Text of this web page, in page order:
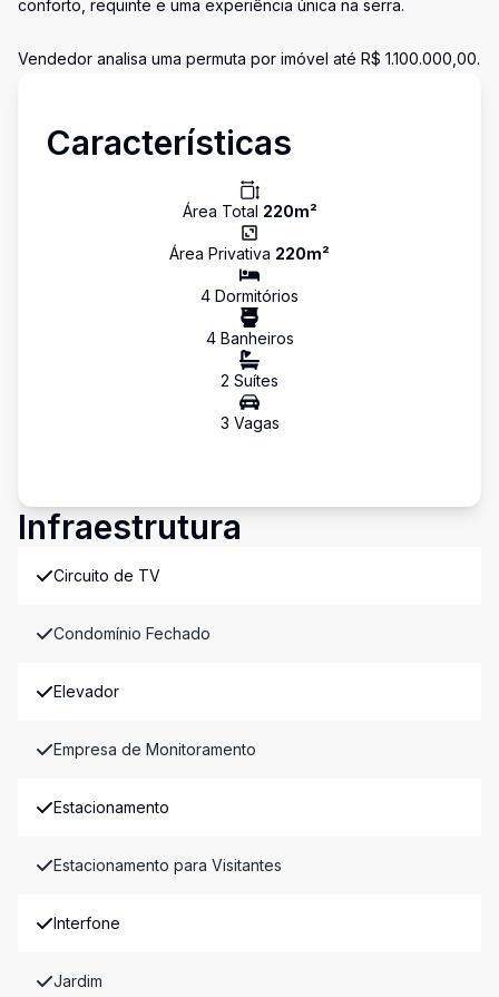
conforto, requinte e uma experiência única na serra.
Vendedor analisa uma permuta por imóvel até R$ 1.100.000,00.
Características
Área Total 220m²
Área Privativa 220m²
4 Dormitórios
4Banheiros
2 Suítes
3 Vagas
Infraestrutura
Circuito de TV
Condomínio Fechado
Elevador
Empresa de Monitoramento
Estacionamento
Estacionamento para Visitantes
Interfone
Jardim